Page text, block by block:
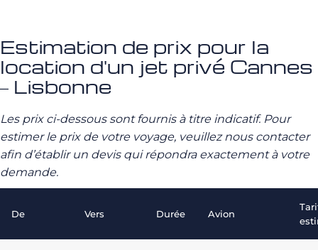
Estimation de prix pour la
location d'un jet privé Cannes
– Lisbonne
Les prix ci-dessous sont fournis à titre indicatif. Pour
estimer le prix de votre voyage, veuillez nous contacter
afin d’établir un devis qui répondra exactement à votre
demande.
De Vers Durée Avion